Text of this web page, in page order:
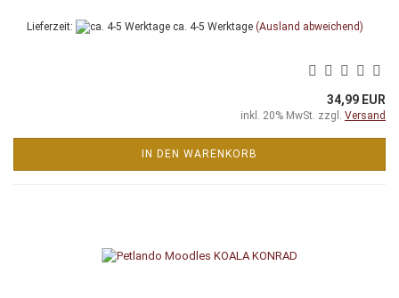
Lieferzeit: ca. 4-5 Werktage (Ausland abweichend)
34,99 EUR
inkl. 20% MwSt. zzgl. Versand
IN DEN WARENKORB